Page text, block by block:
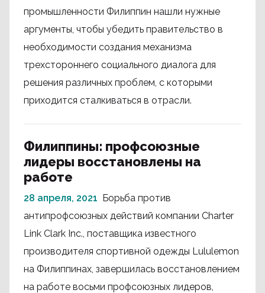
промышленности Филиппин нашли нужные
аргументы, чтобы убедить правительство в
необходимости создания механизма
трехстороннего социального диалога для
решения различных проблем, с которыми
приходится сталкиваться в отрасли.
Филиппины: профсоюзные
лидеры восстановлены на
работе
28 апреля, 2021 Борьба против
антипрофсоюзных действий компании Charter
Link Clark Inc., поставщика известного
производителя спортивной одежды Lululemon
на Филиппинах, завершилась восстановлением
на работе восьми профсоюзных лидеров,